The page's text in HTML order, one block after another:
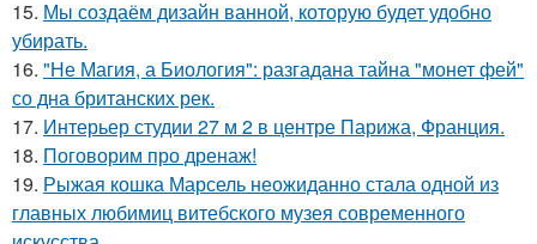
15. Мы создаём дизайн ванной, которую будет удобно
убирать.
16. "Не Магия, а Биология": разгадана тайна "монет фей"
со дна британских рек.
17. Интерьер студии 27 м 2 в центре Парижа, Франция.
18. Поговорим про дренаж!
19. Рыжая кошка Марсель неожиданно стала одной из
главных любимиц витебского музея современного